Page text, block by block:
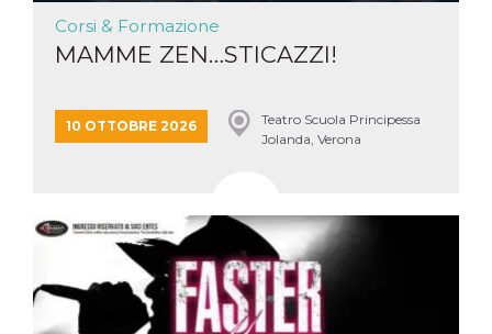
Corsi & Formazione
MAMME ZEN…STICAZZI!
10 OTTOBRE 2026
Teatro Scuola Principessa
Jolanda, Verona